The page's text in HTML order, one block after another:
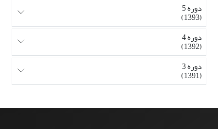
دوره 5
(1393)
دوره 4
(1392)
دوره 3
(1391)